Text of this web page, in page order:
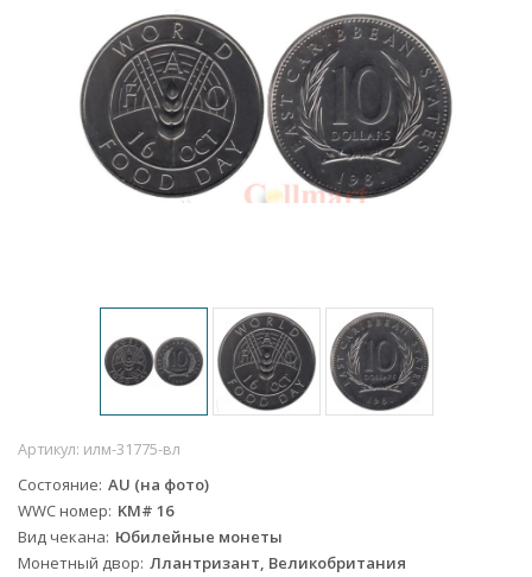
Артикул: илм-31775-вл
Состояние AU (на фото)
WWC номер KM# 16
Вид чекана Юбилейные монеты
Монетный двор Ллантризант, Великобритания